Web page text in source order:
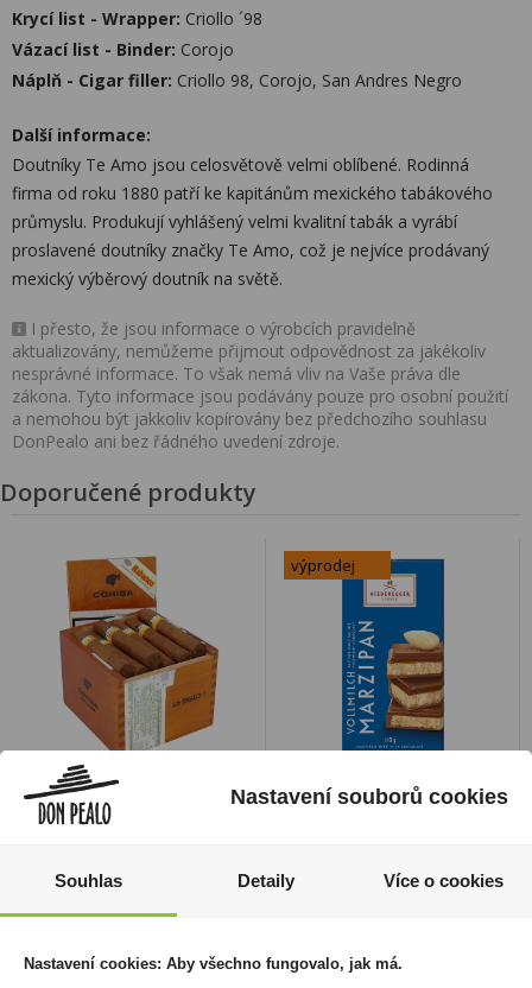
Krycí list - Wrapper: Criollo ´98
Vázací list - Binder: Corojo
Náplň - Cigar filler: Criollo 98, Corojo, San Andres Negro
Další informace:
Doutníky Te Amo jsou celosvětově velmi oblíbené. Rodinná
firma od roku 1880 patří ke kapitánům mexického tabákového
průmyslu. Produkují vyhlášený velmi kvalitní tabák a vyrábí
proslavené doutníky značky Te Amo, což je nejvíce prodávaný
mexický výběrový doutník na světě.
I přesto, že jsou informace o výrobcích pravidelně
aktualizovány, nemůžeme přijmout odpovědnost za jakékoliv
nesprávné informace. To však nemá vliv na Vaše práva dle
zákona. Tyto informace jsou podávány pouze pro osobní použití
a nemohou být jakkoliv kopírovány bez předchozího souhlasu
DonPealo ani bez řádného uvedení zdroje.
Doporučené produkty
Doutníky Cohiba Siglo I
17 999 Kč
Skladem:5 - 50 krabiček
výprodej
Niederegger Mléčná
69 Kč 55 Kč
Nastavení souborů cookies
Souhlas Detaily Více o cookies
Nastavení cookies: Aby všechno fungovalo, jak má.